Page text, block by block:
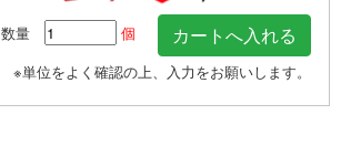
数量
個
※単位をよく確認の上、入力をお願いします。